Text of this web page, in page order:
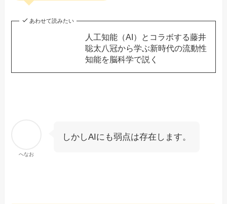
あわせて読みたい
人工知能（AI）とコラボする藤井
聡太八冠から学ぶ新時代の流動性
知能を脳科学で説く
へなお
しかしAIにも弱点は存在します。